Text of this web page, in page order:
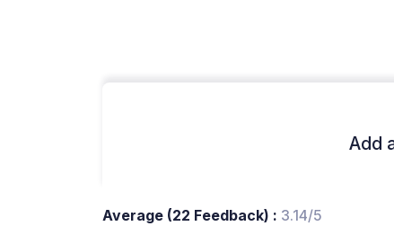
Add
Average (22 Feedback) : 3.14/5